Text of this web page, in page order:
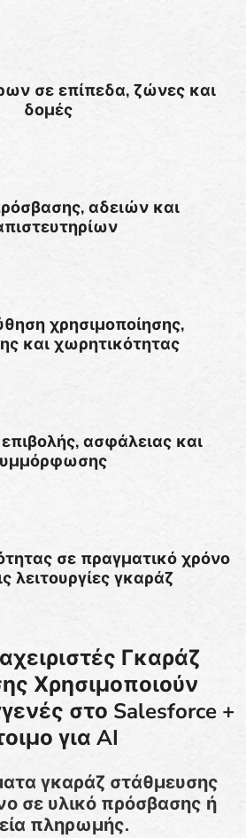
σε επίπεδα, ζώνες και
δομές
αδειών και
χρησιμοποίησης,
και χωρητικότητας
ασφάλειας και
σε πραγματικό χρόνο
λειτουργίες γκαράζ
Γκαράζ
Χρησιμοποιούν
στο Salesforce +
για AI
γκαράζ στάθμευσης
σε υλικό πρόσβασης ή
πληρωμής.